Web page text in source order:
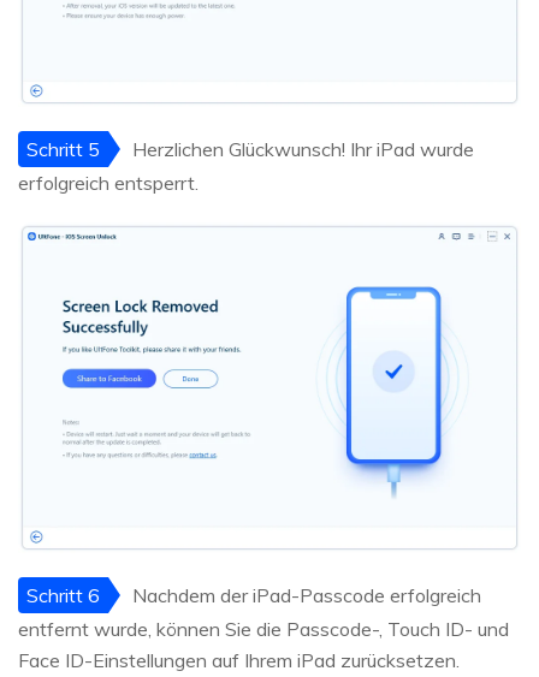
Schritt 5
Herzlichen Glückwunsch! Ihr iPad wurde
erfolgreich entsperrt.
Schritt 6
Nachdem der iPad-Passcode erfolgreich
entfernt wurde, können Sie die Passcode-, Touch ID- und
Face ID-Einstellungen auf Ihrem iPad zurücksetzen.